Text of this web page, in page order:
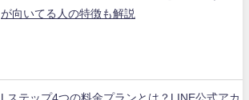
が向いてる人の特徴も解説
Lステップ4つの料金プランとは？LINE公式アカ